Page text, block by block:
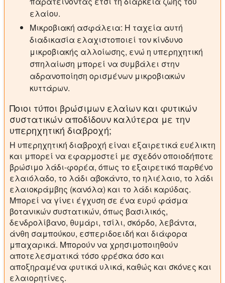
ελαίου.
Μικροβιακή ασφάλεια: Η ταχεία αυτή
διαδικασία ελαχιστοποιεί τον κίνδυνο
μικροβιακής αλλοίωσης, ενώ η υπερηχητική
σπηλαίωση μπορεί να συμβάλει στην
αδρανοποίηση ορισμένων μικροβιακών
κυττάρων.
Ποιοι τύποι βρώσιμων ελαίων και φυτικών
συστατικών αποδίδουν καλύτερα με την
υπερηχητική διαβροχή;
Η υπερηχητική διαβροχή είναι εξαιρετικά ευέλικτη
και μπορεί να εφαρμοστεί με σχεδόν οποιοδήποτε
βρώσιμο λάδι-φορέα, όπως το εξαιρετικό παρθένο
ελαιόλαδο, το λάδι αβοκάντο, το ηλιέλαιο, το λάδι
ελαιοκράμβης (κανόλα) και το λάδι καρύδας.
Μπορεί να γίνει έγχυση σε ένα ευρύ φάσμα
βοτανικών συστατικών, όπως βασιλικός,
δενδρολίβανο, θυμάρι, τσίλι, σκόρδο, λεβάντα,
άνθη σαμπούκου, εσπεριδοειδή και διάφορα
μπαχαρικά. Μπορούν να χρησιμοποιηθούν
αποτελεσματικά τόσο φρέσκα όσο και
αποξηραμένα φυτικά υλικά, καθώς και σκόνες και
ελαιορητίνες.